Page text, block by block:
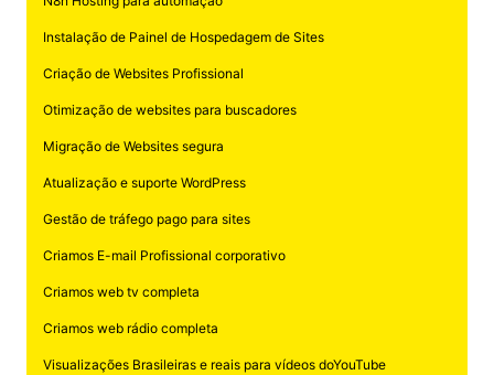
Instalação de Painel de Hospedagem de Sites
Criação de Websites Profissional
Otimização de websites para buscadores
Migração de Websites segura
Atualização e suporte WordPress
Gestão de tráfego pago para sites
Criamos E-mail Profissional corporativo
Criamos web tv completa
Criamos web rádio completa
Visualizações Brasileiras e reais para vídeos doYouTube